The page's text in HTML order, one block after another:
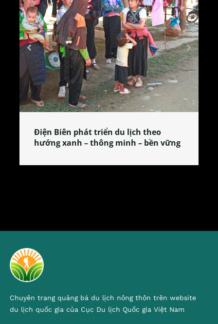
Điện Biên phát triển du lịch theo
hướng xanh – thông minh – bền vững
Chuyên trang quảng bá du lịch nông thôn trên website
du lịch quốc gia của Cục Du lịch Quốc gia Việt Nam